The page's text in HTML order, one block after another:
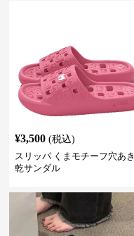
¥3,500 (税込)
スリッパ くまモチーフ穴あ
乾サンダル